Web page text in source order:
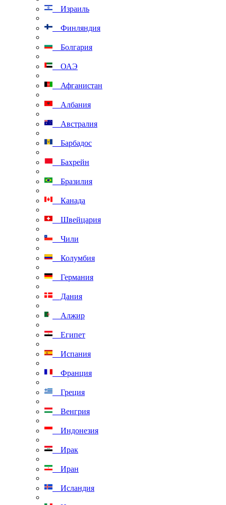
Израиль
Финляндия
Болгария
ОАЭ
Афганистан
Албания
Австралия
Барбадос
Бахрейн
Бразилия
Канада
Швейцария
Чили
Колумбия
Германия
Дания
Алжир
Египет
Испания
Франция
Греция
Венгрия
Индонезия
Ирак
Иран
Исландия